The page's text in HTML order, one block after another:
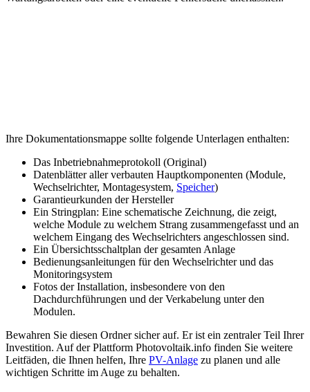
Ihre Dokumentationsmappe sollte folgende Unterlagen enthalten:
Das Inbetriebnahmeprotokoll (Original)
Datenblätter aller verbauten Hauptkomponenten (Module,
Wechselrichter, Montagesystem, Speicher)
Garantieurkunden der Hersteller
Ein Stringplan: Eine schematische Zeichnung, die zeigt,
welche Module zu welchem Strang zusammengefasst und an
welchem Eingang des Wechselrichters angeschlossen sind.
Ein Übersichtsschaltplan der gesamten Anlage
Bedienungsanleitungen für den Wechselrichter und das
Monitoringsystem
Fotos der Installation, insbesondere von den
Dachdurchführungen und der Verkabelung unter den
Modulen.
Bewahren Sie diesen Ordner sicher auf. Er ist ein zentraler Teil Ihrer
Investition. Auf der Plattform Photovoltaik.info finden Sie weitere
Leitfäden, die Ihnen helfen, Ihre PV-Anlage zu planen und alle
wichtigen Schritte im Auge zu behalten.